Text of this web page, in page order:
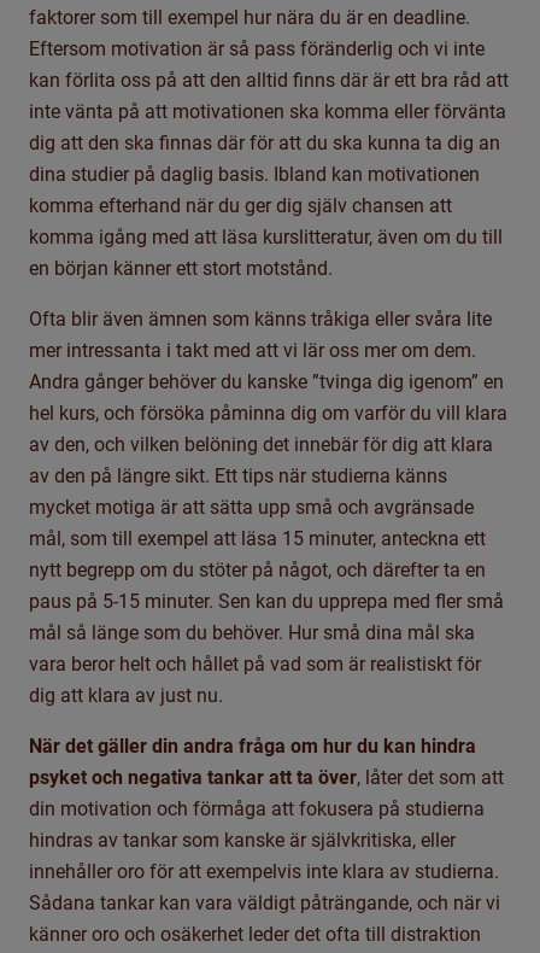
faktorer som till exempel hur nära du är en deadline.
Eftersom motivation är så pass föränderlig och vi inte
kan förlita oss på att den alltid finns där är ett bra råd att
inte vänta på att motivationen ska komma eller förvänta
dig att den ska finnas där för att du ska kunna ta dig an
dina studier på daglig basis. Ibland kan motivationen
komma efterhand när du ger dig själv chansen att
komma igång med att läsa kurslitteratur, även om du till
en början känner ett stort motstånd.
Ofta blir även ämnen som känns tråkiga eller svåra lite
mer intressanta i takt med att vi lär oss mer om dem.
Andra gånger behöver du kanske ”tvinga dig igenom” en
hel kurs, och försöka påminna dig om varför du vill klara
av den, och vilken belöning det innebär för dig att klara
av den på längre sikt. Ett tips när studierna känns
mycket motiga är att sätta upp små och avgränsade
mål, som till exempel att läsa 15 minuter, anteckna ett
nytt begrepp om du stöter på något, och därefter ta en
paus på 5-15 minuter. Sen kan du upprepa med fler små
mål så länge som du behöver. Hur små dina mål ska
vara beror helt och hållet på vad som är realistiskt för
dig att klara av just nu.
När det gäller din andra fråga om hur du kan hindra
psyket och negativa tankar att ta över, låter det som att
din motivation och förmåga att fokusera på studierna
hindras av tankar som kanske är självkritiska, eller
innehåller oro för att exempelvis inte klara av studierna.
Sådana tankar kan vara väldigt påträngande, och när vi
känner oro och osäkerhet leder det ofta till distraktion